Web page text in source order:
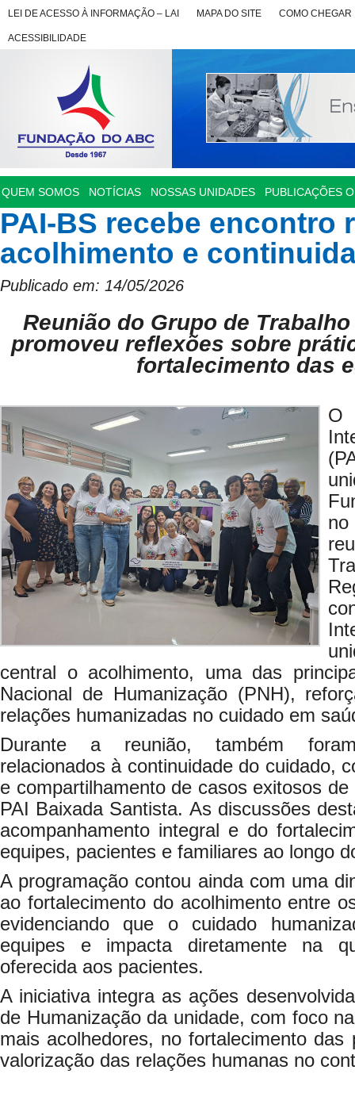
LEI DE ACESSO À INFORMAÇÃO – LAI MAPA DO SITE COMO CHEGAR
ACESSIBILIDADE
QUEM SOMOS NOTÍCIAS NOSSAS UNIDADES PUBLICAÇÕES
PAI-BS recebe encontro
acolhimento e
Publicado em: 14/05/2026
Reunião do Grupo de
promoveu reflexões sobre
fortalecimento das
O
central o acolhimento, uma das
Nacional de Humanização (PNH),
relações humanizadas no cuidado em
Durante a reunião, também
relacionados à continuidade do cuidado,
e compartilhamento de casos exitosos
PAI Baixada Santista. As discussões
acompanhamento integral e do
equipes, pacientes e familiares ao longo
A programação contou ainda com uma
ao fortalecimento do acolhimento entre
evidenciando que o cuidado
equipes e impacta diretamente na
oferecida aos pacientes.
A iniciativa integra as ações
de Humanização da unidade, com foco
mais acolhedores, no fortalecimento
valorização das relações humanas no